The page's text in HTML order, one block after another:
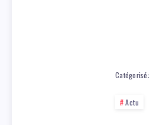
Catégorisé:
Actu